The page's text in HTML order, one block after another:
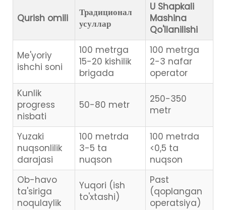
Qurish omili
Традиционал
усуллар
U Shapkali
Mashina
Qo'llanilishi
Me'yoriy
ishchi soni
100 metrga
15-20 kishilik
brigada
100 metrga
2-3 nafar
operator
Kunlik
progress
nisbati
50-80 metr
250-350
metr
Yuzaki
nuqsonlilik
darajasi
100 metrda
3-5 ta
nuqson
100 metrda
<0,5 ta
nuqson
Ob-havo
ta'siriga
noqulaylik
Yuqori (ish
to'xtashi)
Past
(qoplangan
operatsiya)